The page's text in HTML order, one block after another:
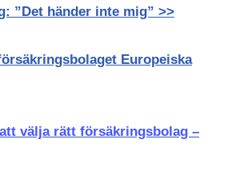
”Det händer inte mig” >>
Europeiska
välja rätt försäkringsbolag –